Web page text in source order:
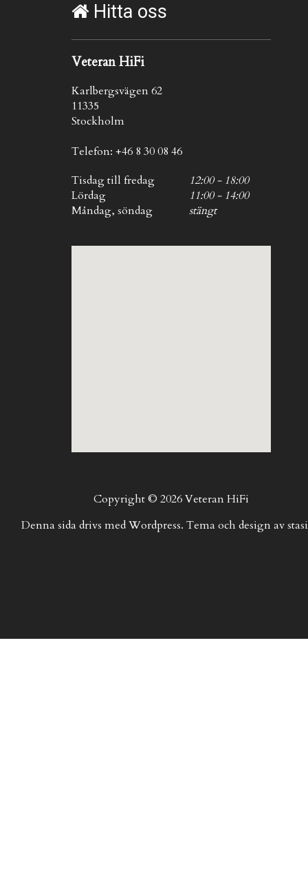
Hitta oss
Veteran HiFi
Karlbergsvägen 62
11335
Stockholm
Telefon: +46 8 30 08 46
Tisdag till fredag
12:00 - 18:00
Lördag
11:00 - 14:00
Måndag, söndag
stängt
Copyright © 2026 Veteran HiFi
Denna sida drivs med Wordpress. Tema och design av